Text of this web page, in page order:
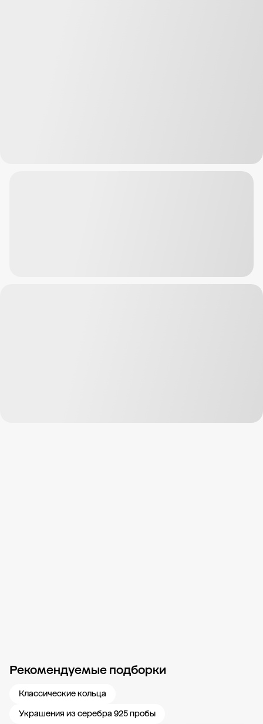
Рекомендуемые подборки
Классические кольца
Украшения из серебра 925 пробы
Новости компании Журнал ЗОЛОТОЙ Блог